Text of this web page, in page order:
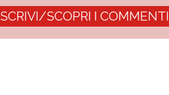
SCRIVI/SCOPRI I COMMENTI